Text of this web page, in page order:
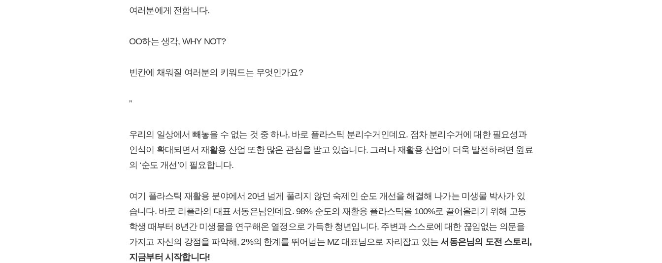
여러분에게 전합니다.
OO하는 생각, WHY NOT?
빈칸에 채워질 여러분의 키워드는 무엇인가요?
”
우리의 일상에서 빼놓을 수 없는 것 중 하나, 바로 플라스틱 분리수거인데요. 점차 분리수거에 대한 필요성과
인식이 확대되면서 재활용 산업 또한 많은 관심을 받고 있습니다. 그러나 재활용 산업이 더욱 발전하려면 원료
의 ‘순도 개선’이 필요합니다.
여기 플라스틱 재활용 분야에서 20년 넘게 풀리지 않던 숙제인 순도 개선을 해결해 나가는 미생물 박사가 있
습니다. 바로 리플라의 대표 서동은님인데요. 98% 순도의 재활용 플라스틱을 100%로 끌어올리기 위해 고등
학생 때부터 8년간 미생물을 연구해온 열정으로 가득한 청년입니다. 주변과 스스로에 대한 끊임없는 의문을
가지고 자신의 강점을 파악해, 2%의 한계를 뛰어넘는 MZ 대표님으로 자리잡고 있는서동은님의 도전 스토리,
지금부터 시작합니다!